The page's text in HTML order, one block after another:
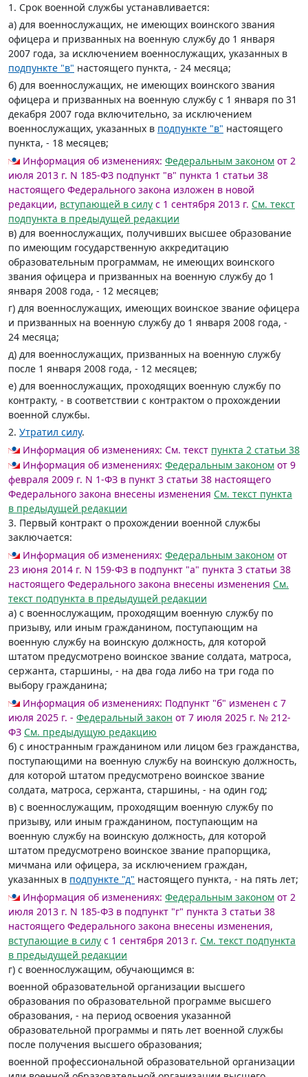
1. Срок военной службы устанавливается:
а) для военнослужащих, не имеющих воинского звания
офицера и призванных на военную службу до 1 января
2007 года, за исключением военнослужащих, указанных в
подпункте "в" настоящего пункта, - 24 месяца;
б) для военнослужащих, не имеющих воинского звания
офицера и призванных на военную службу с 1 января по 31
декабря 2007 года включительно, за исключением
военнослужащих, указанных в подпункте "в" настоящего
пункта, - 18 месяцев;
Информация об изменениях: Федеральным законом от 2
июля 2013 г. N 185-ФЗ подпункт "в" пункта 1 статьи 38
настоящего Федерального закона изложен в новой
редакции, вступающей в силу с 1 сентября 2013 г. См. текст
подпункта в предыдущей редакции
в) для военнослужащих, получивших высшее образование
по имеющим государственную аккредитацию
образовательным программам, не имеющих воинского
звания офицера и призванных на военную службу до 1
января 2008 года, - 12 месяцев;
г) для военнослужащих, имеющих воинское звание офицера
и призванных на военную службу до 1 января 2008 года, -
24 месяца;
д) для военнослужащих, призванных на военную службу
после 1 января 2008 года, - 12 месяцев;
е) для военнослужащих, проходящих военную службу по
контракту, - в соответствии с контрактом о прохождении
военной службы.
2. Утратил силу.
Информация об изменениях: См. текст пункта 2 статьи 38
Информация об изменениях: Федеральным законом от 9
февраля 2009 г. N 1-ФЗ в пункт 3 статьи 38 настоящего
Федерального закона внесены изменения См. текст пункта
в предыдущей редакции
3. Первый контракт о прохождении военной службы
заключается:
Информация об изменениях: Федеральным законом от
23 июня 2014 г. N 159-ФЗ в подпункт "а" пункта 3 статьи 38
настоящего Федерального закона внесены изменения См.
текст подпункта в предыдущей редакции
а) с военнослужащим, проходящим военную службу по
призыву, или иным гражданином, поступающим на
военную службу на воинскую должность, для которой
штатом предусмотрено воинское звание солдата, матроса,
сержанта, старшины, - на два года либо на три года по
выбору гражданина;
Информация об изменениях: Подпункт "б" изменен с 7
июля 2025 г. - Федеральный закон от 7 июля 2025 г. № 212-
ФЗ См. предыдущую редакцию
б) с иностранным гражданином или лицом без гражданства,
поступающими на военную службу на воинскую должность,
для которой штатом предусмотрено воинское звание
солдата, матроса, сержанта, старшины, - на один год;
в) с военнослужащим, проходящим военную службу по
призыву, или иным гражданином, поступающим на
военную службу на воинскую должность, для которой
штатом предусмотрено воинское звание прапорщика,
мичмана или офицера, за исключением граждан,
указанных в подпункте "д" настоящего пункта, - на пять лет;
Информация об изменениях: Федеральным законом от 2
июля 2013 г. N 185-ФЗ в подпункт "г" пункта 3 статьи 38
настоящего Федерального закона внесены изменения,
вступающие в силу с 1 сентября 2013 г. См. текст подпункта
в предыдущей редакции
г) с военнослужащим, обучающимся в:
военной образовательной организации высшего
образования по образовательной программе высшего
образования, - на период освоения указанной
образовательной программы и пять лет военной службы
после получения высшего образования;
военной профессиональной образовательной организации